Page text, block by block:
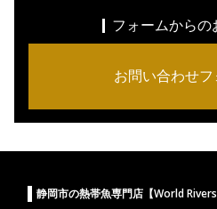
フォームからの
お問い合わせ
静岡市の熱帯魚専門店【World Rivers